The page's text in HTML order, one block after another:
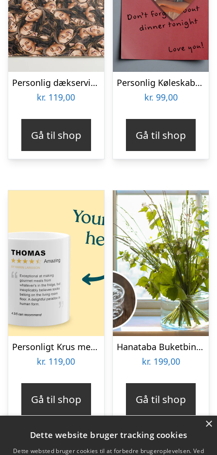
Personlig dækserviet med Billede – Multiface
kr. 119,00
Gå til shop
Personlig Køleskabsmagnet med Foto – Hjerte
kr. 99,00
Gå til shop
Personligt Krus med Positiv Bedømmelse
kr. 119,00
Gå til shop
Hanataba Buketbinder
kr. 199,00
Gå til shop
×
Dette website bruger tracking cookies
Dette websted bruger cookies til at forbedre brugeroplevelsen. Ved